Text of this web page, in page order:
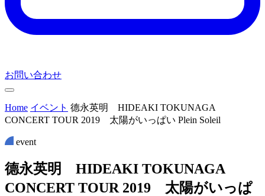
お問い合わせ
Home イベント 德永英明 HIDEAKI TOKUNAGA
CONCERT TOUR 2019 太陽がいっぱい Plein Soleil
event
德永英明 HIDEAKI TOKUNAGA
CONCERT TOUR 2019 太陽がいっぱ